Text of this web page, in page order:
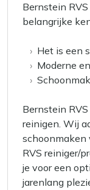
Bernstein
belangrijke
Het is een
Moderne
Bernstein
reinigen. Wij
schoonmaken
RVS reiniger/
je voor een
jarenlang